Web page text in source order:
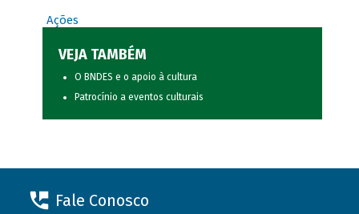
Ações
VEJA TAMBÉM
O BNDES e o apoio à cultura
Patrocínio a eventos culturais
Fale Conosco